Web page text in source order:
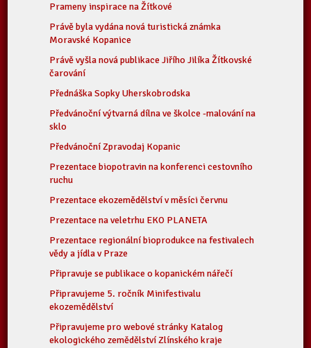
Prameny inspirace na Žítkové
Právě byla vydána nová turistická známka
Moravské Kopanice
Právě vyšla nová publikace Jiřího Jilíka Žítkovské
čarování
Přednáška Sopky Uherskobrodska
Předvánoční výtvarná dílna ve školce -malování na
sklo
Předvánoční Zpravodaj Kopanic
Prezentace biopotravin na konferenci cestovního
ruchu
Prezentace ekozemědělství v měsíci červnu
Prezentace na veletrhu EKO PLANETA
Prezentace regionální bioprodukce na festivalech
vědy a jídla v Praze
Připravuje se publikace o kopanickém nářečí
Připravujeme 5. ročník Minifestivalu
ekozemědělství
Připravujeme pro webové stránky Katalog
ekologického zemědělství Zlínského kraje